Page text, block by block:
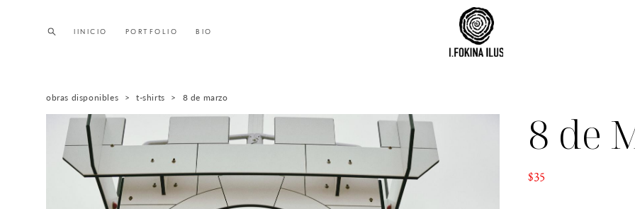
IINICIO PORTFOLIO BIO
IINICIO PORTFOLIO BIO
obras disponibles > t-shirts > 8 de marzo
8 de
$35